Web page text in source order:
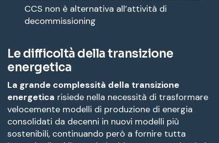
CCS non è alternativa all’attività di
decommissioning
Le difficoltà della transizione
energetica
La grande complessità della transizione
energetica risiede nella necessità di trasformare
velocemente modelli di produzione di energia
consolidati da decenni in nuovi modelli più
sostenibili, continuando però a fornire tutta